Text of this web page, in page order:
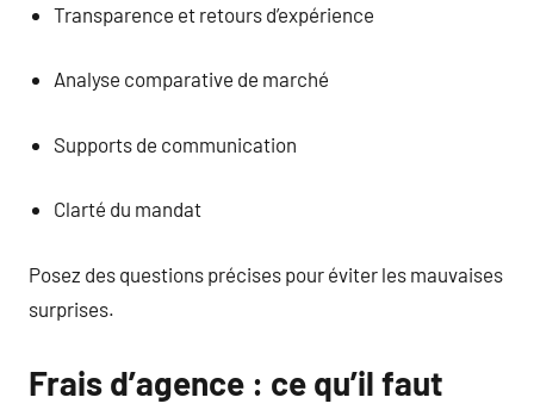
Transparence et retours d’expérience
Analyse comparative de marché
Supports de communication
Clarté du mandat
Posez des questions précises pour éviter les mauvaises
surprises.
Frais d’agence : ce qu’il faut